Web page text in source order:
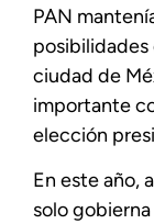
PAN
ciudad de
importante
elección
En este año,
solo